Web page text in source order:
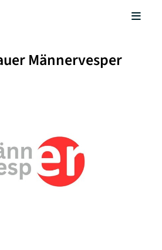
Männervesper